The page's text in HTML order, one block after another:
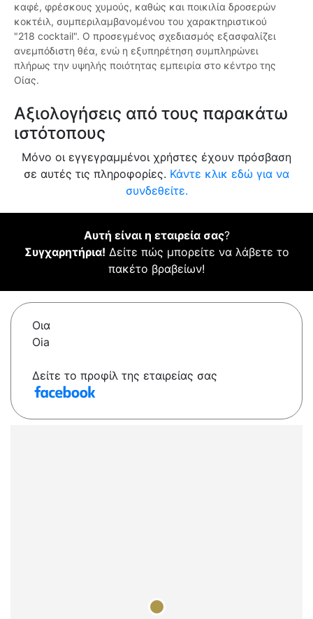
καφέ, φρέσκους χυμούς, καθώς και ποικιλία δροσερών
κοκτέιλ, συμπεριλαμβανομένου του χαρακτηριστικού
"218 cocktail". Ο προσεγμένος σχεδιασμός εξασφαλίζει
ανεμπόδιστη θέα, ενώ η εξυπηρέτηση συμπληρώνει
πλήρως την υψηλής ποιότητας εμπειρία στο κέντρο της
Οίας.
Αξιολογήσεις από τους παρακάτω
ιστότοπους
Μόνο οι εγγεγραμμένοι χρήστες έχουν πρόσβαση
σε αυτές τις πληροφορίες. Κάντε κλικ εδώ για να
συνδεθείτε.
Αυτή είναι η εταιρεία σας?
Συγχαρητήρια! Δείτε πώς μπορείτε να λάβετε το
πακέτο βραβείων!
Οια
Oia
Δείτε το προφίλ της εταιρείας σας